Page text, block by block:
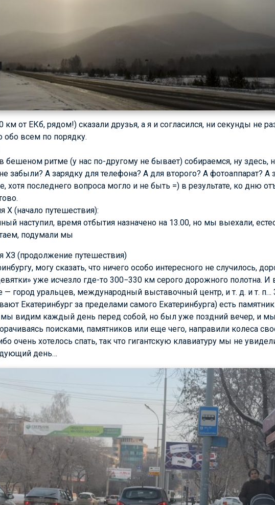
от ЕКб, рядом!) сказали друзья, а я и согласился, ни секунды не
обо всем по порядку.
ритме (у нас по-другому не бывает) собираемся, ну здесь,
забыли? А зарядку для телефона? А для второго? А фотоаппарат? А
хотя последнего вопроса могло и не быть =) в результате, ко дню
Х (начало путешествия):
наступил, время отбытия назначено на 13.00, но мы выехали,
подумали мы
ХЗ (продолжение путешествия)
могу сказать, что ничего особо интересного не случилось,
уже исчезло где-то 300−330 км серого дорожного полотна. И
— город уральцев, международный выставочный центр, и т. д. и т. п…
Екатеринбург за пределами самого Екатеринбурга) есть
мы видим каждый день перед собой, но был уже поздний вечер, и
поисками, памятников или еще чего, направили колеса
очень хотелось спать, так что гигантскую клавиатуру мы не
день…